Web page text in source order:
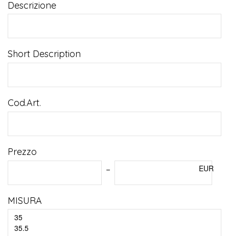
Descrizione
Short Description
Cod.Art.
Prezzo
EUR
MISURA